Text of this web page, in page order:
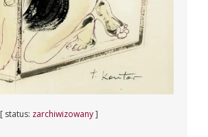
[ status: zarchiwizowany]